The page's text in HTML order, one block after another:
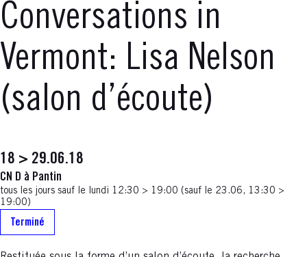
Conversations in
Vermont: Lisa Nelson
(salon d’écoute)
18 > 29.06.18
CN D à Pantin
tous les jours sauf le lundi 12:30 > 19:00 (sauf le 23.06, 13:30 >
19:00)
Terminé